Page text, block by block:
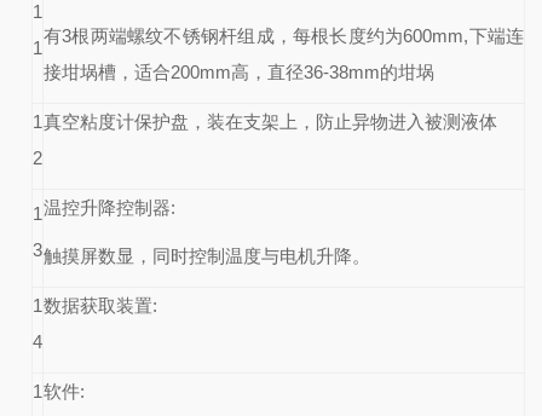
1
1
有3根两端螺纹不锈钢杆组成，每根长度约为600mm,下端连
接坩埚槽，适合200mm高，直径36-38mm的坩埚
1
2
真空粘度计保护盘 ，装在支架上，防止异物进入被测液体
1
3
温控升降控制 器:
触摸屏数显，同时控制温度与电机升降。
1
4
数据获取装置:
1软件: